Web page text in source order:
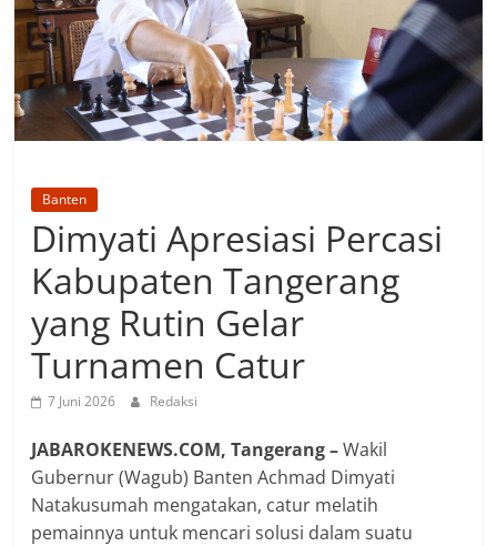
Banten
Dimyati Apresiasi Percasi
Kabupaten Tangerang
yang Rutin Gelar
Turnamen Catur
7 Juni 2026 Redaksi
JABAROKENEWS.COM, Tangerang –Wakil
Gubernur (Wagub) Banten Achmad Dimyati
Natakusumah mengatakan, catur melatih
pemainnya untuk mencari solusi dalam suatu